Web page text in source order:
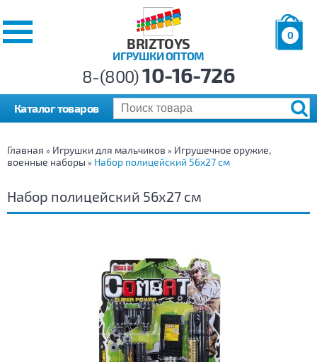
BRIZTOYS
ИГРУШКИ ОПТОМ
0
р.
8-(800)10-16-726
Каталог товаров
Главная » Игрушки для мальчиков » Игрушечное оружие,
военные наборы » Набор полицейский 56х27 см
Набор полицейский 56х27 см